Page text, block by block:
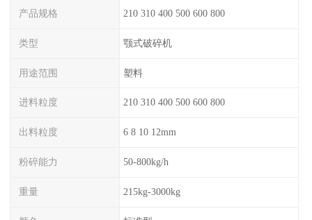
产品规格 210 310 400 500 600 800
类型 颚式破碎机
用途范围 塑料
进料粒度 210 310 400 500 600 800
出料粒度 6 8 10 12mm
粉碎能力 50-800kg/h
重量 215kg-3000kg